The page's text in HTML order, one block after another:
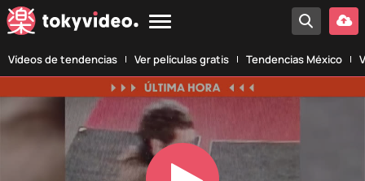
Vídeos de tendencias Ver películas gratis Tendencias México